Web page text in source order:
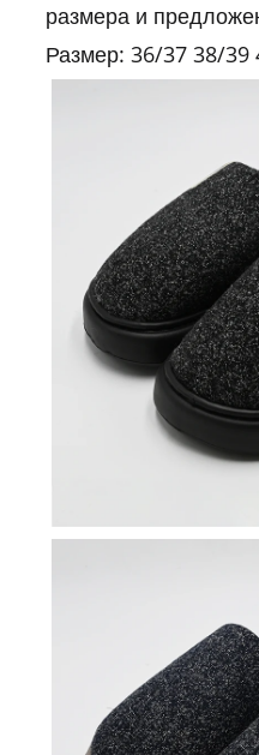
размера и
Размер: 36/37 38/